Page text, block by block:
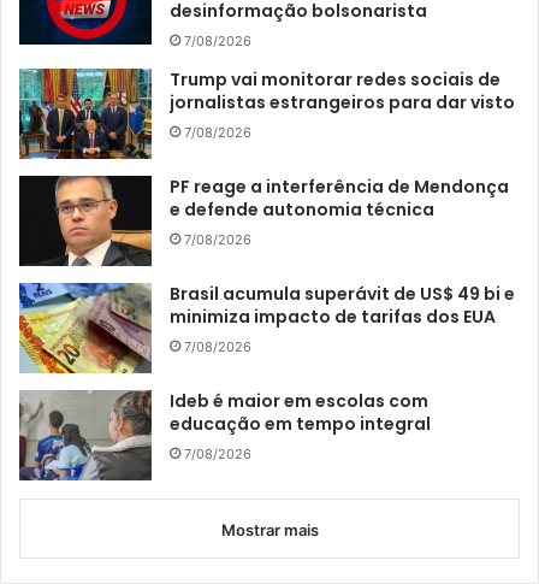
desinformação bolsonarista
7/08/2026
Trump vai monitorar redes sociais de
jornalistas estrangeiros para dar visto
7/08/2026
PF reage a interferência de Mendonça
e defende autonomia técnica
7/08/2026
Brasil acumula superávit de US$ 49 bi e
minimiza impacto de tarifas dos EUA
7/08/2026
Ideb é maior em escolas com
educação em tempo integral
7/08/2026
Mostrar mais